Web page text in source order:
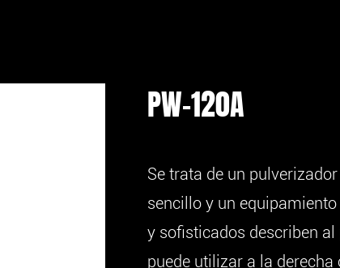
PW-120A
Se trata de un
sencillo y un
y sofisticados describen
puede utilizar a la